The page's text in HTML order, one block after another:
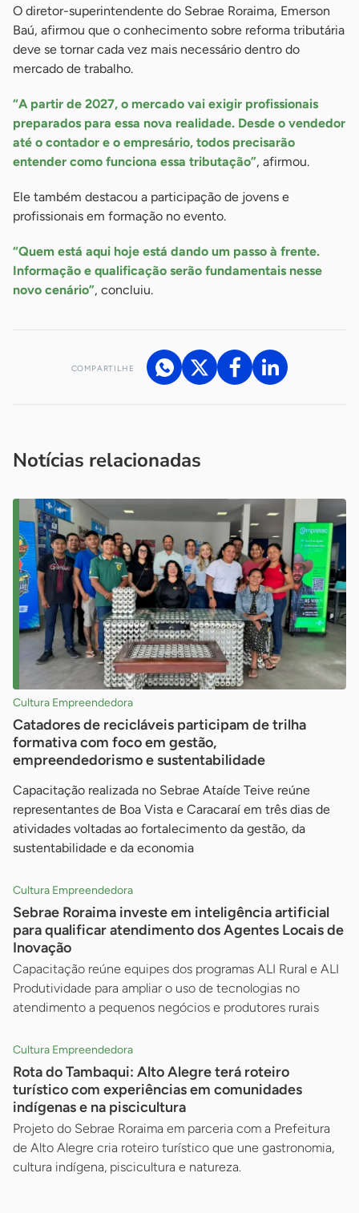
O diretor-superintendente do Sebrae Roraima, Emerson
Baú, afirmou que o conhecimento sobre reforma tributária
deve se tornar cada vez mais necessário dentro do
mercado de trabalho.
“A partir de 2027, o mercado vai exigir profissionais
preparados para essa nova realidade. Desde o vendedor
até o contador e o empresário, todos precisarão
entender como funciona essa tributação”, afirmou.
Ele também destacou a participação de jovens e
profissionais em formação no evento.
“Quem está aqui hoje está dando um passo à frente.
Informação e qualificação serão fundamentais nesse
novo cenário”, concluiu.
COMPARTILHE
Notícias relacionadas
Cultura Empreendedora
Catadores de recicláveis participam de trilha
formativa com foco em gestão,
empreendedorismo e sustentabilidade
Capacitação realizada no Sebrae Ataíde Teive reúne
representantes de Boa Vista e Caracaraí em três dias de
atividades voltadas ao fortalecimento da gestão, da
sustentabilidade e da economia
Cultura Empreendedora
Sebrae Roraima investe em inteligência artificial
para qualificar atendimento dos Agentes Locais de
Inovação
Capacitação reúne equipes dos programas ALI Rural e ALI
Produtividade para ampliar o uso de tecnologias no
atendimento a pequenos negócios e produtores rurais
Cultura Empreendedora
Rota do Tambaqui: Alto Alegre terá roteiro
turístico com experiências em comunidades
indígenas e na piscicultura
Projeto do Sebrae Roraima em parceria com a Prefeitura
de Alto Alegre cria roteiro turístico que une gastronomia,
cultura indígena, piscicultura e natureza.